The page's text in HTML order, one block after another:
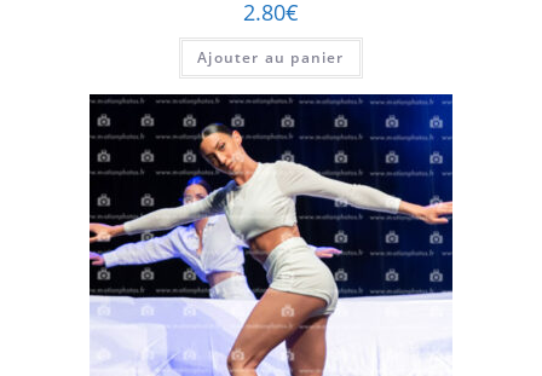
2.80€
Ajouter au panier